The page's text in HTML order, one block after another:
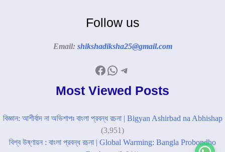
Follow us
Email: shikshadiksha25@gmail.com
Facebook
WhatsApp
Telegram
Most Viewed Posts
বিজ্ঞান: আশীর্বাদ না অভিশাপঃ বাংলা প্রবন্ধ রচনা | Bigyan Ashirbad na Abhishap
(3,951)
বিশ্ব উষ্ণায়ন : বাংলা প্রবন্ধ রচনা | Global Warming: Bangla Probondho